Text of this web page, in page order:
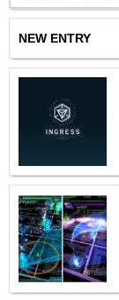
NEW ENTRY